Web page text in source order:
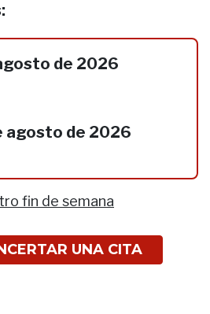
de 2026
agosto de 2026
fin de semana
UNA CITA